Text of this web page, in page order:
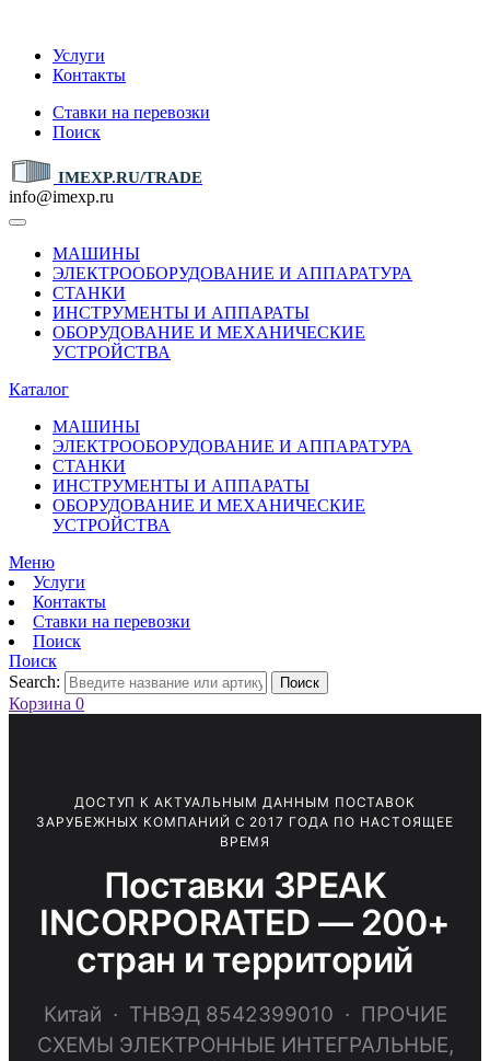
Услуги
Контакты
Ставки на перевозки
Поиск
IMEXP.RU/TRADE
info@imexp.ru
МАШИНЫ
ЭЛЕКТРООБОРУДОВАНИЕ И АППАРАТУРА
СТАНКИ
ИНСТРУМЕНТЫ И АППАРАТЫ
ОБОРУДОВАНИЕ И МЕХАНИЧЕСКИЕ
УСТРОЙСТВА
Каталог
МАШИНЫ
ЭЛЕКТРООБОРУДОВАНИЕ И АППАРАТУРА
СТАНКИ
ИНСТРУМЕНТЫ И АППАРАТЫ
ОБОРУДОВАНИЕ И МЕХАНИЧЕСКИЕ
УСТРОЙСТВА
Меню
Услуги
Контакты
Ставки на перевозки
Поиск
Поиск
Search:
Поиск
Корзина 0
ДОСТУП К АКТУАЛЬНЫМ ДАННЫМ ПОСТАВОК
ЗАРУБЕЖНЫХ КОМПАНИЙ С 2017 ГОДА ПО НАСТОЯЩЕЕ
ВРЕМЯ
Поставки 3PEAK
INCORPORATED — 200+
стран и территорий
Китай · ТНВЭД 8542399010 · ПРОЧИЕ
СХЕМЫ ЭЛЕКТРОННЫЕ ИНТЕГРАЛЬНЫЕ,